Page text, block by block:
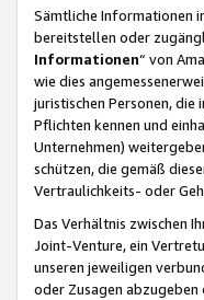
Sämtliche Informationen
bereitstellen oder
Informationen“ von
wie dies
juristischen Personen,
Pflichten kennen und
Unternehmen)
schützen, die gemäß
Vertraulichkeits- oder
Das Verhältnis zwischen
Joint-Venture, ein
unseren jeweiligen
oder Zusagen abzugeben